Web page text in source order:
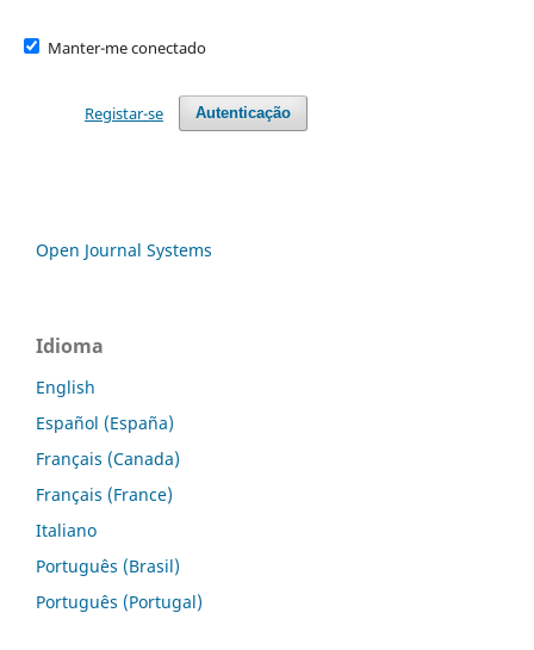
Manter-me conectado
Autenticação
Registar-se
Open Journal Systems
Idioma
English
Español (España)
Français (Canada)
Français (France)
Italiano
Português (Brasil)
Português (Portugal)